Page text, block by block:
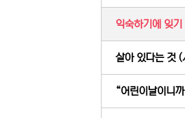
익숙하기에 잊
살아 있다는 것
“어린이날이니